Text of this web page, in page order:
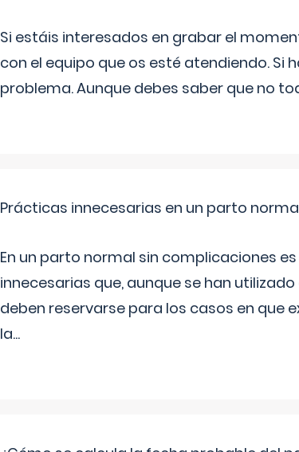
Si estáis interesados en grabar el
con el equipo que os esté atendiendo. Si
problema. Aunque debes saber que no
Prácticas innecesarias en un parto
En un parto normal sin complicaciones
innecesarias que, aunque se han
deben reservarse para los casos en que
la...